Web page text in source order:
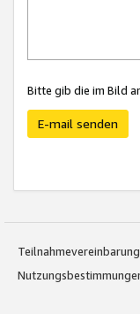
Bitte gib die im Bild
E-mail senden
Teilnahmevereinbarung